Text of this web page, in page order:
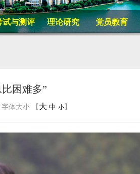
试与测评 理论研究 党员教育
困难多”
体大小:【 大 中 小 】